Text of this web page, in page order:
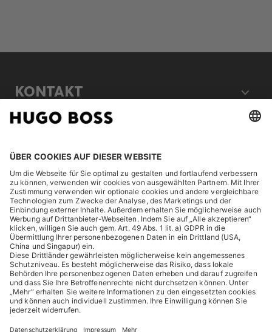
KONTAKT
ENTDECKEN
HUGO BOSS Corporate